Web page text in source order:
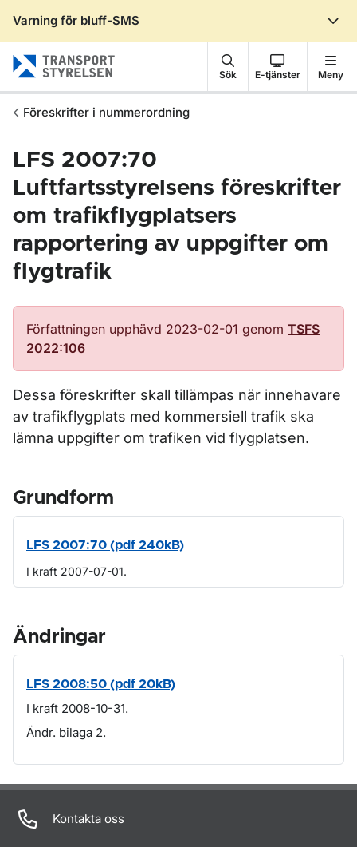
Varning för bluff-SMS
Sök E-tjänster Meny
Föreskrifter i nummerordning
LFS 2007:70
Luftfartsstyrelsens föreskrifter
om trafikflygplatsers
rapportering av uppgifter om
flygtrafik
Författningen upphävd 2023-02-01 genom TSFS
2022:106
Dessa föreskrifter skall tillämpas när innehavare
av trafikflygplats med kommersiell trafik ska
lämna uppgifter om trafiken vid flygplatsen.
Grundform
LFS 2007:70 (pdf 240kB)
I kraft 2007-07-01.
Ändringar
LFS 2008:50 (pdf 20kB)
I kraft 2008-10-31.
Ändr. bilaga 2.
Om sidan
Kontakta oss